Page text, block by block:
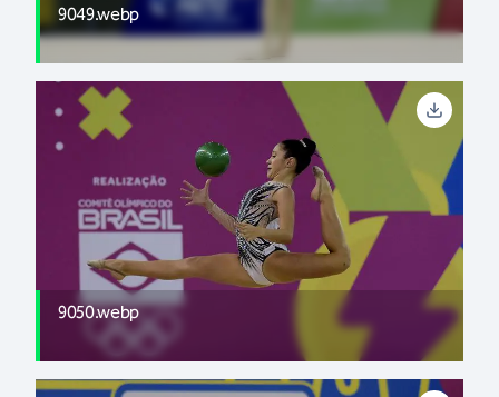
9049.webp
9050.webp